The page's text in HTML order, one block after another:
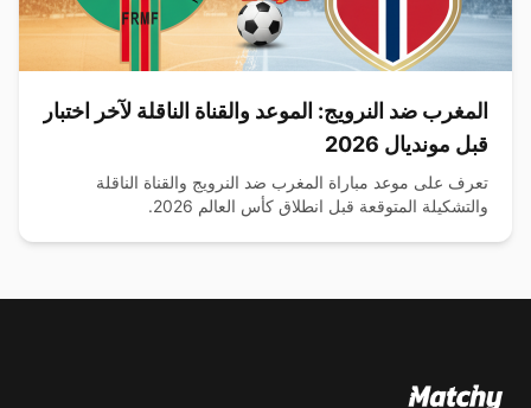
المغرب ضد النرويج: الموعد والقناة الناقلة لآخر اختبار
قبل مونديال 2026
تعرف على موعد مباراة المغرب ضد النرويج والقناة الناقلة
والتشكيلة المتوقعة قبل انطلاق كأس العالم 2026.